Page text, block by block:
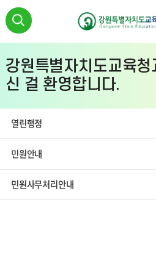
강
원
특
별
자
치
도
강원특별자치도교육
신 걸 환영합니다.
열린행정
민원안내
민원사무처리안내